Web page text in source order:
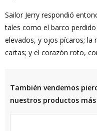
Sailor Jerry respondió
tales como el barco
elevados, y ojos pícaros; la
cartas; y el corazón roto,
También vendemos
nuestros productos más